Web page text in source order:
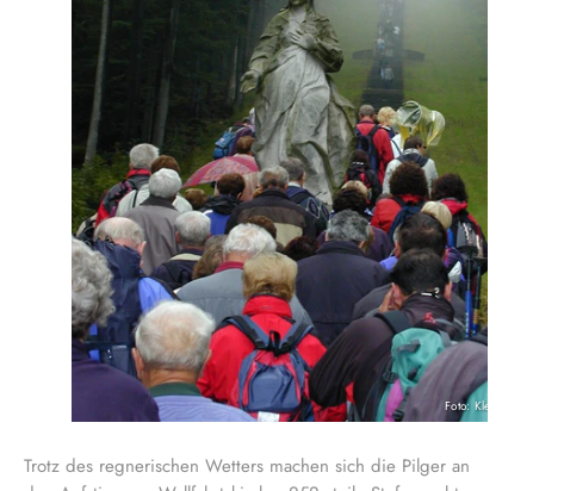
Foto: Kleinhenz
Trotz des regnerischen Wetters machen sich die Pilger an